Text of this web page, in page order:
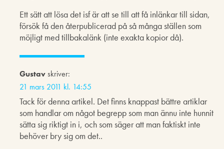
Ett sätt att lösa det isf är att se till att få inlänkar till sidan,
försök få den återpublicerad på så många ställen som
möjligt med tillbakalänk (inte exakta kopior då).
Gustavskriver:
21 mars 2011 kl. 14:55
Tack för denna artikel. Det finns knappast bättre artiklar
som handlar om något begrepp som man ännu inte hunnit
sätta sig riktigt in i, och som säger att man faktiskt inte
behöver bry sig om det..